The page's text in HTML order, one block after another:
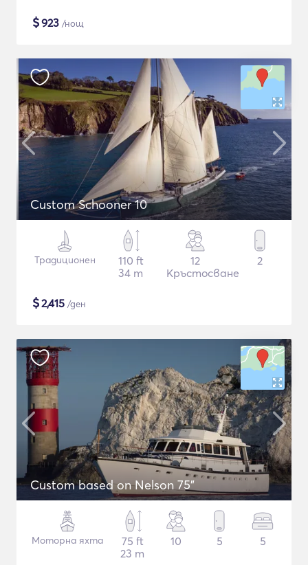
$923 /нощ
Custom Schooner 10
Традиционен
110 ft
34 m
12
Кръстосване
2
$2,415 /ден
Custom based on Nelson 75"
Моторна яхта
75 ft
23 m
10 5 5